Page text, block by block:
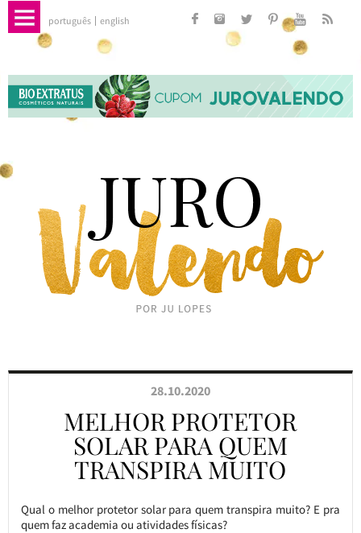
português english
28.10.2020
MELHOR PROTETOR
SOLAR PARA QUEM
TRANSPIRA MUITO
Qual o melhor protetor solar para quem transpira muito? E pra
quem faz academia ou atividades físicas?